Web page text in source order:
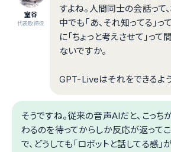
室谷
代表取締役
すよね。人間同士の会話って
中でも「あ、それ知ってる」っ
に「ちょっと考えさせて」って
ないですか。
GPT-Liveはそれをできるよう
そうですね。従来の音声AIだと、こっち
わるのを待ってからしか反応が返って
で、どうしても「ロボットと話してる感」